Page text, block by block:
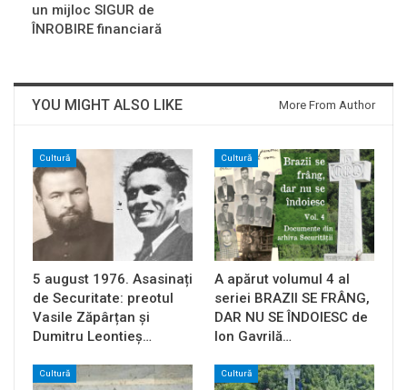
un mijloc SIGUR de
ÎNROBIRE financiară
YOU MIGHT ALSO LIKE More From Author
Cultură
5 august 1976. Asasinați
de Securitate: preotul
Vasile Zăpârțan și
Dumitru Leontieș…
Cultură
A apărut volumul 4 al
seriei BRAZII SE FRÂNG,
DAR NU SE ÎNDOIESC de
Ion Gavrilă…
Cultură Cultură